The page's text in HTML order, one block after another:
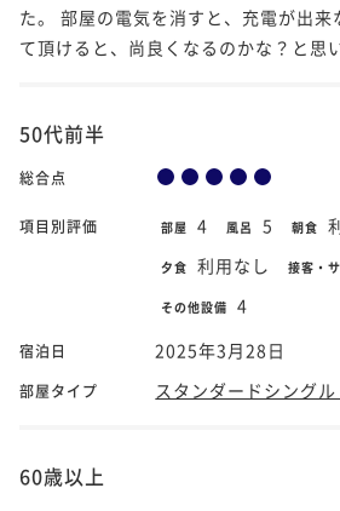
た。 部屋の電気を消すと、充電が出来
て頂けると、尚良くなるのかな？と思
50代前半
総合点
項目別評価 部屋 4 風呂 5 朝食
夕食 利用なし 接客・
その他設備 4
宿泊日 2025年3月28日
部屋タイプ スタンダードシング
60歳以上